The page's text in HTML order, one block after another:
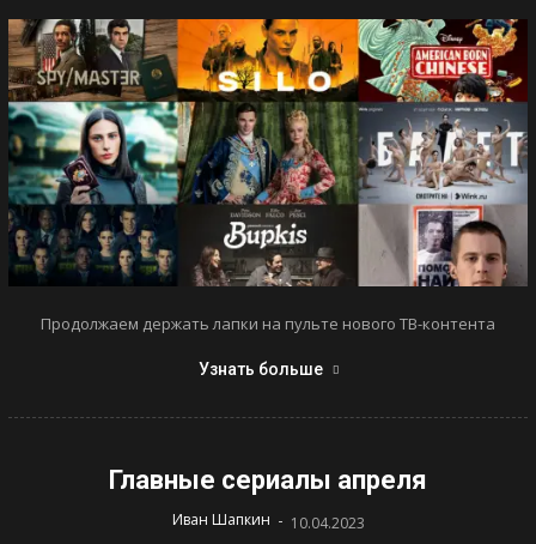
Продолжаем держать лапки на пульте нового ТВ-контента
Узнать больше
Главные сериалы апреля
Иван Шапкин - 10.04.2023